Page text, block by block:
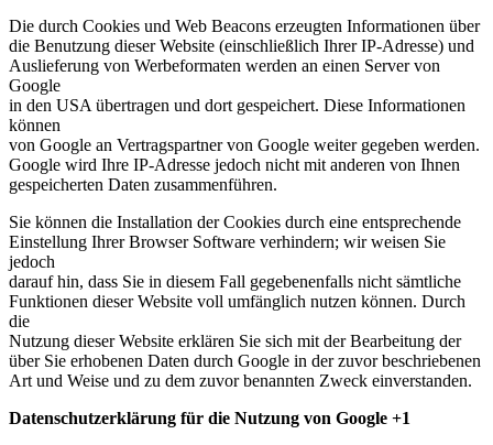
Die durch Cookies und Web Beacons erzeugten Informationen über
die Benutzung dieser Website (einschließlich Ihrer IP-Adresse) und
Auslieferung von Werbeformaten werden an einen Server von
Google
in den USA übertragen und dort gespeichert. Diese Informationen
können
von Google an Vertragspartner von Google weiter gegeben werden.
Google wird Ihre IP-Adresse jedoch nicht mit anderen von Ihnen
gespeicherten Daten zusammenführen.
Sie können die Installation der Cookies durch eine entsprechende
Einstellung Ihrer Browser Software verhindern; wir weisen Sie
jedoch
darauf hin, dass Sie in diesem Fall gegebenenfalls nicht sämtliche
Funktionen dieser Website voll umfänglich nutzen können. Durch
die
Nutzung dieser Website erklären Sie sich mit der Bearbeitung der
über Sie erhobenen Daten durch Google in der zuvor beschriebenen
Art und Weise und zu dem zuvor benannten Zweck einverstanden.
Datenschutzerklärung für die Nutzung von Google +1